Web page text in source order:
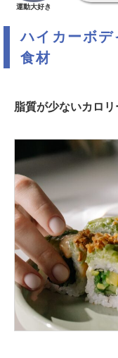
運動大好き
ハイカーボ
食材
脂質が少ないカロ